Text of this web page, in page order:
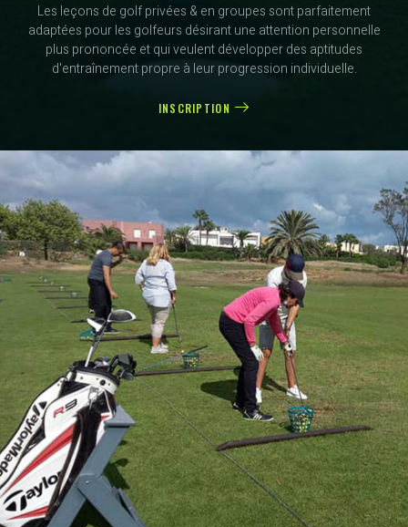
Les leçons de golf privées & en groupes sont parfaitement
adaptées pour les golfeurs désirant une attention personnelle
plus prononcée et qui veulent développer des aptitudes
d'entraînement propre à leur progression individuelle.
INSCRIPTION